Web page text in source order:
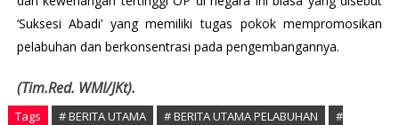
‘Suksesi Abadi’ yang memiliki tugas pokok mempromosikan
pelabuhan dan berkonsentrasi pada pengembangannya.
(Tim.Red. WMI/JKt).
Tags # BERITA UTAMA # BERITA UTAMA PELABUHAN
#